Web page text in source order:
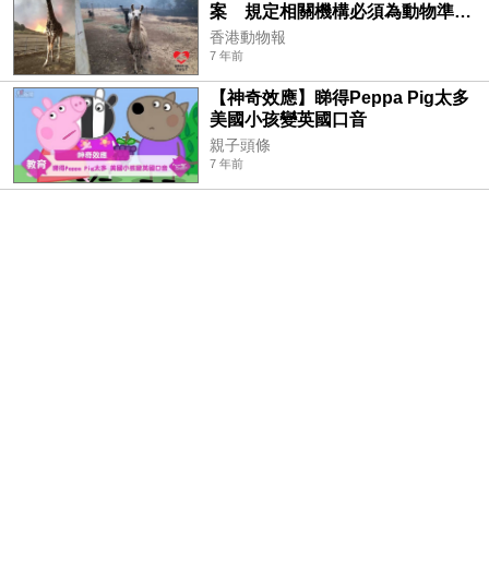
案 規定相關機構必須為動物準備
事故逃生安排
香港動物報
7 年前
【神奇效應】睇得Peppa Pig太多
美國小孩變英國口音
親子頭條
7 年前